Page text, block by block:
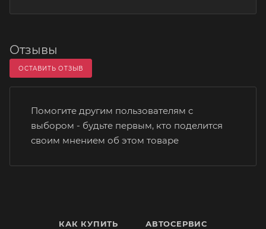
Отзывы
ОСТАВИТЬ ОТЗЫВ
Помогите другим пользователям с
выбором - будьте первым, кто поделится
своим мнением об этом товаре
КАК КУПИТЬ АВТОСЕРВИС